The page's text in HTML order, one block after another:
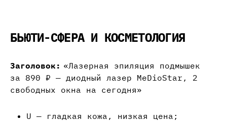
БЬЮТИ-СФЕРА И КОСМЕТОЛОГИЯ
Заголовок: «Лазерная эпиляция подмышек
за 890 ₽ — диодный лазер MeDioStar, 2
свободных окна на сегодня»
U — гладкая кожа, низкая цена;